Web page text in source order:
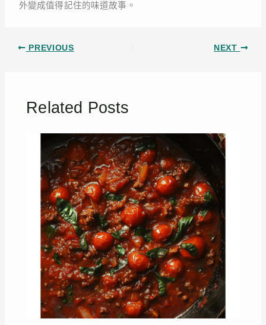
外變成值得記住的味道故事。
PREVIOUS NEXT
Related Posts